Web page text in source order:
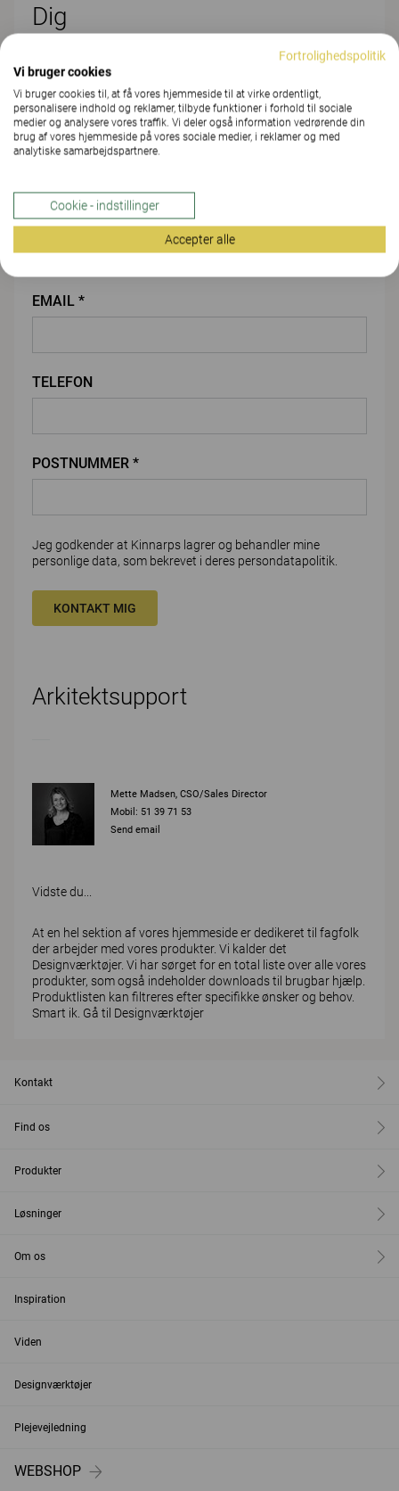
Dig
EFTERNAVN*
FIRMA/ORGANISATION/SKOLE*
EMAIL *
TELEFON
POSTNUMMER *
Jeg godkender at Kinnarps lagrer og behandler mine
personlige data, som bekrevet i deres persondatapolitik
KONTAKT MIG
Arkitektsupport
Mette Madsen, CSO/Sales Director
Mobil: 51 39 71 53
Send email
Vidste du...
At en hel sektion af vores hjemmeside er dedikeret til fagfolk
der arbejder med vores produkter. Vi kalder det
Designværktøjer. Vi har sørget for en total liste over alle vores
produkter, som også indeholder downloads til brugbar hjælp.
Produktlisten kan filtreres efter specifikke ønsker og behov.
Smart ik. Gå til Designværktøjer
Kontakt
Find os
Produkter
Løsninger
Om os
Inspiration
Viden
Designværktøjer
Plejevejledning
WEBSHOP
Fortrolighedspolitik
Vi bruger cookies
Vi bruger cookies til, at få vores hjemmeside til at virke ordentligt,
personalisere indhold og reklamer, tilbyde funktioner i forhold til sociale
medier og analysere vores traffik. Vi deler også information vedrørende din
brug af vores hjemmeside på vores sociale medier, i reklamer og med
analytiske samarbejdspartnere.
Cookie - indstillinger
Accepter alle